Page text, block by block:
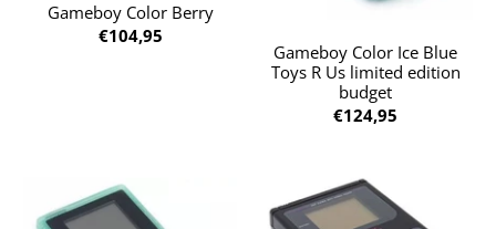
Gameboy Color Berry
€104,95
Gameboy Color Ice Blue
Toys R Us limited edition
budget
€124,95